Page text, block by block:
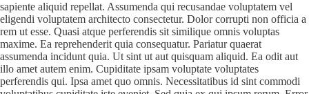
sapiente aliquid repellat. Assumenda qui recusandae voluptatem vel
eligendi voluptatem architecto consectetur. Dolor corrupti non officia a
rem ut esse. Quasi atque perferendis sit similique omnis voluptas
maxime. Ea reprehenderit quia consequatur. Pariatur quaerat
assumenda incidunt quia. Ut sint ut aut quisquam aliquid. Ea odit aut
illo amet autem enim. Cupiditate ipsam voluptate voluptates
perferendis qui. Ipsa amet quo omnis. Necessitatibus id sint commodi